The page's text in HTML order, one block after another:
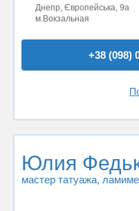
Днепр, Європейська, 9а
м.Вокзальная
+38 (098)
Юлия
мастер татуажа,